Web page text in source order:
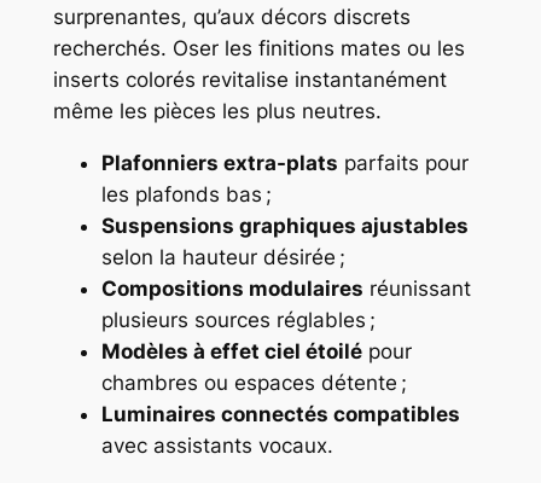
surprenantes, qu’aux décors discrets
recherchés. Oser les finitions mates ou les
inserts colorés revitalise instantanément
même les pièces les plus neutres.
Plafonniers extra-plats parfaits pour
les plafonds bas ;
Suspensions graphiques ajustables
selon la hauteur désirée ;
Compositions modulaires réunissant
plusieurs sources réglables ;
Modèles à effet ciel étoilépour
chambres ou espaces détente ;
Luminaires connectés compatibles
avec assistants vocaux.